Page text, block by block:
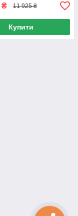
₴ 11 925 ₴
Купити